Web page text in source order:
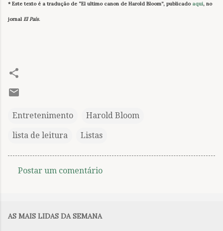
* Este texto é a tradução de “El ultimo canon de Harold Bloom”, publicado aqui, no
jornal El País.
Entretenimento Harold Bloom
lista de leitura Listas
Postar um comentário
AS MAIS LIDAS DA SEMANA